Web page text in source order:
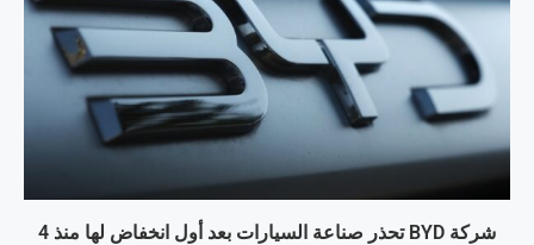
شركة BYD تحذر صناعة السيارات بعد أول انخفاض لها منذ 4